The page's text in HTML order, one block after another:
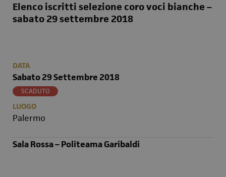
Elenco iscritti selezione coro voci bianche –
sabato 29 settembre 2018
DATA
Sabato 29 Settembre 2018
SCADUTO
LUOGO
Palermo
Sala Rossa – Politeama Garibaldi